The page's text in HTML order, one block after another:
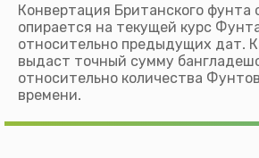
Конвертация Британского фунта
опирается на текущей курс
относительно предыдущих дат.
выдаст точный сумму
относительно количества
времени.